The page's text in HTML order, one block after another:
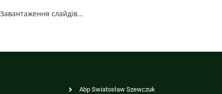
Завантаження слайдів...
Abp Swiatosław Szewczuk